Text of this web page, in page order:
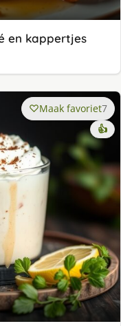
en kappertjes
Maak favoriet7
👍